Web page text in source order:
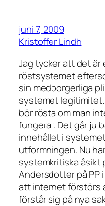
juni 7, 2009
Kristoffer Lindh
Jag tycker att det är
röstsystemet
sin medborgerliga
systemet
bör rösta om man
fungerar. Det går ju
innehållet i
utformningen. Nu
systemkritiska åsikt
Andersdotter på PP
att internet förstörs
förstår sig på nya